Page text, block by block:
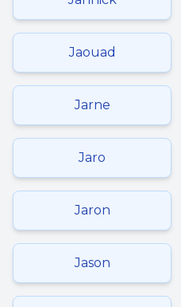
Jaouad
Jarne
Jaro
Jaron
Jason